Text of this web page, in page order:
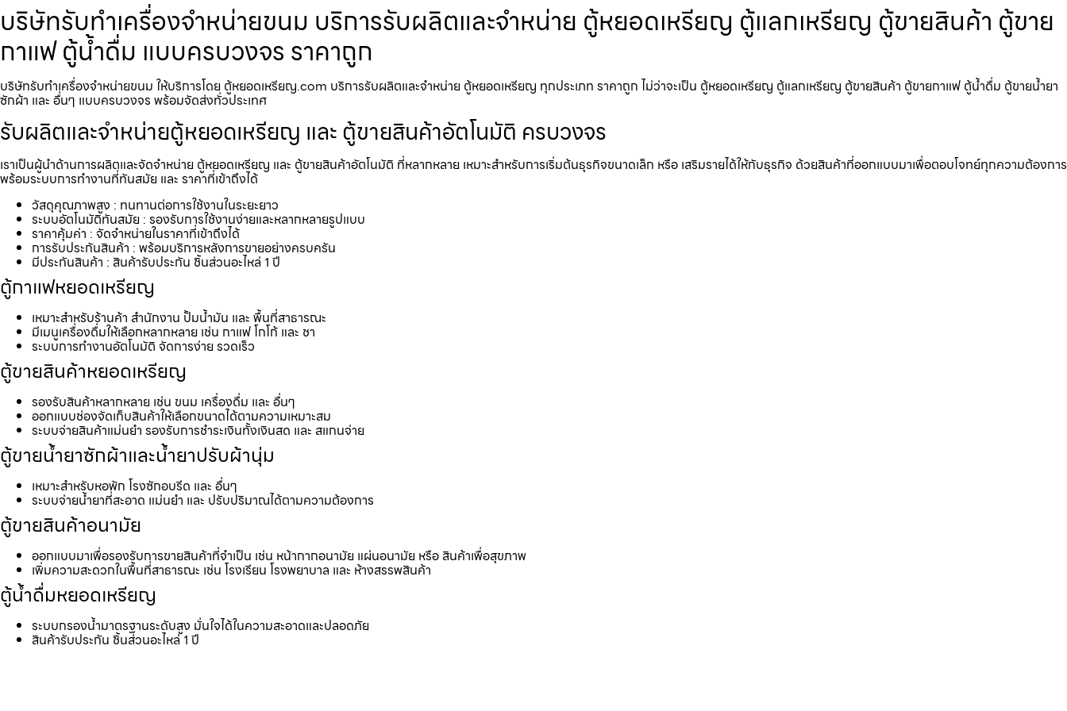
บริษัทรับทำเครื่องจำหน่ายขนม บริการรับผลิตและจำหน่าย ตู้หยอดเหรียญ ตู้แลกเหรียญ ตู้ขายสินค้า ตู้ขาย
กาแฟ ตู้น้ำดื่ม แบบครบวงจร ราคาถูก
บริษัทรับทำเครื่องจำหน่ายขนม ให้บริการโดย ตู้หยอดเหรียญ.com บริการรับผลิตและจำหน่าย ตู้หยอดเหรียญ ทุกประเภท ราคาถูก ไม่ว่าจะเป็น ตู้หยอดเหรียญ ตู้แลกเหรียญ ตู้ขายสินค้า ตู้ขายกาแฟ ตู้น้ำดื่ม ตู้ขายน้ำยา
ซักผ้า และ อื่นๆ แบบครบวงจร พร้อมจัดส่งทั่วประเทศ
รับผลิตและจำหน่ายตู้หยอดเหรียญ และ ตู้ขายสินค้าอัตโนมัติ ครบวงจร
เราเป็นผู้นำด้านการผลิตและจัดจำหน่าย ตู้หยอดเหรียญ และ ตู้ขายสินค้าอัตโนมัติ ที่หลากหลาย เหมาะสำหรับการเริ่มต้นธุรกิจขนาดเล็ก หรือ เสริมรายได้ให้กับธุรกิจ ด้วยสินค้าที่ออกแบบมาเพื่อตอบโจทย์ทุกความต้องการ
พร้อมระบบการทำงานที่ทันสมัย และ ราคาที่เข้าถึงได้
วัสดุคุณภาพสูง : ทนทานต่อการใช้งานในระยะยาว
ระบบอัตโนมัติทันสมัย : รองรับการใช้งานง่ายและหลากหลายรูปแบบ
ราคาคุ้มค่า : จัดจำหน่ายในราคาที่เข้าถึงได้
การรับประกันสินค้า : พร้อมบริการหลังการขายอย่างครบครัน
มีประกันสินค้า : สินค้ารับประกัน ชิ้นส่วนอะไหล่ 1 ปี
ตู้กาแฟหยอดเหรียญ
เหมาะสำหรับร้านค้า สำนักงาน ปั้มน้ำมัน และ พื้นที่สาธารณะ
มีเมนูเครื่องดื่มให้เลือกหลากหลาย เช่น กาแฟ โกโก้ และ ชา
ระบบการทำงานอัตโนมัติ จัดการง่าย รวดเร็ว
ตู้ขายสินค้าหยอดเหรียญ
รองรับสินค้าหลากหลาย เช่น ขนม เครื่องดื่ม และ อื่นๆ
ออกแบบช่องจัดเก็บสินค้าให้เลือกขนาดได้ตามความเหมาะสม
ระบบจ่ายสินค้าแม่นยำ รองรับการชำระเงินทั้งเงินสด และ สแกนจ่าย
ตู้ขายน้ำยาซักผ้าและน้ำยาปรับผ้านุ่ม
เหมาะสำหรับหอพัก โรงซักอบรีด และ อื่นๆ
ระบบจ่ายน้ำยาที่สะอาด แม่นยำ และ ปรับปริมาณได้ตามความต้องการ
ตู้ขายสินค้าอนามัย
ออกแบบมาเพื่อรองรับการขายสินค้าที่จำเป็น เช่น หน้ากากอนามัย แผ่นอนามัย หรือ สินค้าเพื่อสุขภาพ
เพิ่มความสะดวกในพื้นที่สาธารณะ เช่น โรงเรียน โรงพยาบาล และ ห้างสรรพสินค้า
ตู้น้ำดื่มหยอดเหรียญ
ระบบกรองน้ำมาตรฐานระดับสูง มั่นใจได้ในความสะอาดและปลอดภัย
สินค้ารับประกัน ชิ้นส่วนอะไหล่ 1 ปี